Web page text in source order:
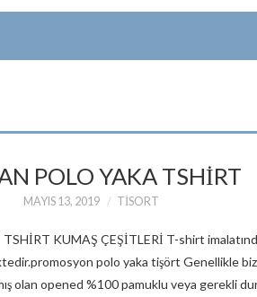
POLO YAKA TSHIRT
MAYIS 13, 2019 TISORT
KUMAŞ ÇEŞİTLERİ T-shirt
polo yaka tişört Genellikle
olan opened %100 pamuklu veya gerekli